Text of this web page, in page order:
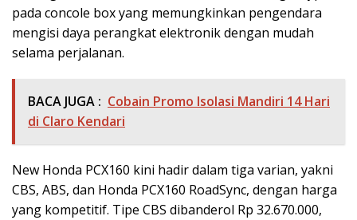
pada concole box yang memungkinkan pengendara
mengisi daya perangkat elektronik dengan mudah
selama perjalanan.
BACA JUGA : Cobain Promo Isolasi Mandiri 14 Hari
di Claro Kendari
New Honda PCX160 kini hadir dalam tiga varian, yakni
CBS, ABS, dan Honda PCX160 RoadSync, dengan harga
yang kompetitif. Tipe CBS dibanderol Rp 32.670.000,